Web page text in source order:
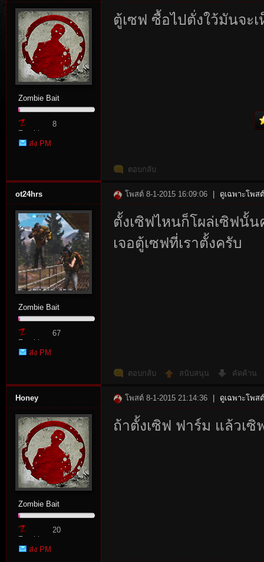
es
Su
Zombie Bait
Zombie
Point
8
ส่ง PM
ตู้เซฟ ซื้อไปตั่งใว้มันจะ
ตอบกลับ
ot24hrs
Zombie Bait
Zombie
Point
67
ส่ง PM
โพสต์ 8-1-2015 16:09:06 ดูเฉพาะโพส
ตั้งเซิฟไหนก็โผล่เซิฟนั้น
เจอตู้เซฟที่เราตั้งครับ
ตอบกลับ สนับสนุน คัดค้าน
Honey
Zombie Bait
Zombie
Point
20
ส่ง PM
โพสต์ 8-1-2015 21:14:36 ดูเฉพาะโพส
ถ้าตั้งเซิฟ ฟาร์ม แล้วเ